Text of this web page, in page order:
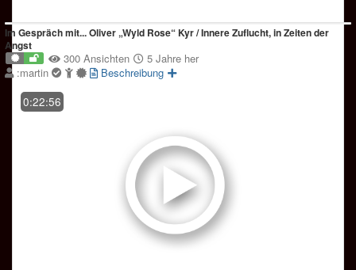
Im Gespräch mit... Oliver „Wyld Rose“ Kyr / Innere Zuflucht, in Zeiten der
Angst
300 Ansichten
5 Jahre her
:martin
Beschreibung
0:22:56